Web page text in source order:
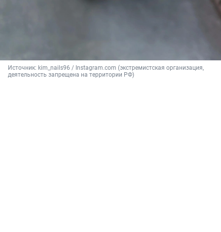
Источник: kim_nails96 / Instagram.com (экстремистская организация,
деятельность запрещена на территории РФ)